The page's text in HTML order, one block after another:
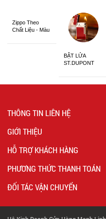
Zippo Theo
Chất Liệu - Màu
BẬT LỬA
ST.DUPONT
THÔNG TIN LIÊN HỆ
GIỚI THIỆU
HỖ TRỢ KHÁCH HÀNG
PHƯƠNG THỨC THANH TOÁN
ĐỐI TÁC VẬN CHUYỂN